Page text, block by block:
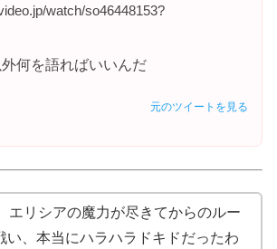
watch/so46448153?
何を語ればいいんだ
元のツイートを見る
エリシアの魔力が尽きてからのルー
い、本当にハラハラドキドだったわ